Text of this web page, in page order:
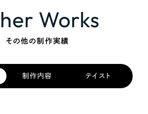
Works
その他の制作実績
制作内容 テイスト